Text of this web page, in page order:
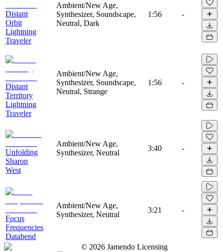
Distant
Orbit
Lightning
Traveler
Ambient/New Age,
Synthesizer, Soundscape,
Neutral, Dark
1:56 -
Distant
Territory
Lightning
Traveler
Ambient/New Age,
Synthesizer, Soundscape,
Neutral, Strange
1:56 -
Unfolding
Sharon
West
Ambient/New Age,
Synthesizer, Neutral
3:40 -
Focus
Frequencies
Databend
Ambient/New Age,
Synthesizer, Neutral
3:21 -
© 2026 Jamendo Licensing